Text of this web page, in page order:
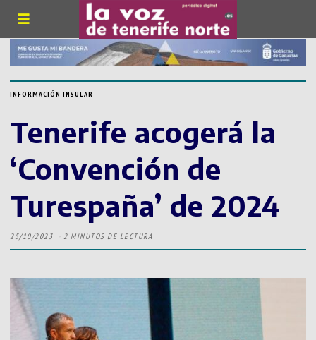
INFORMACIÓN INSULAR
Tenerife acogerá la
‘Convención de
Turespaña’ de 2024
25/10/2023 2 MINUTOS DE LECTURA